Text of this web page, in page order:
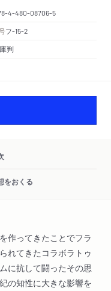
4-480-08706-5
フ-15-2
判
をおくる
作ってきたことでフラ
れてきたコラボラトゥ
に抗して闘ったその思
の知性に大きな影響を